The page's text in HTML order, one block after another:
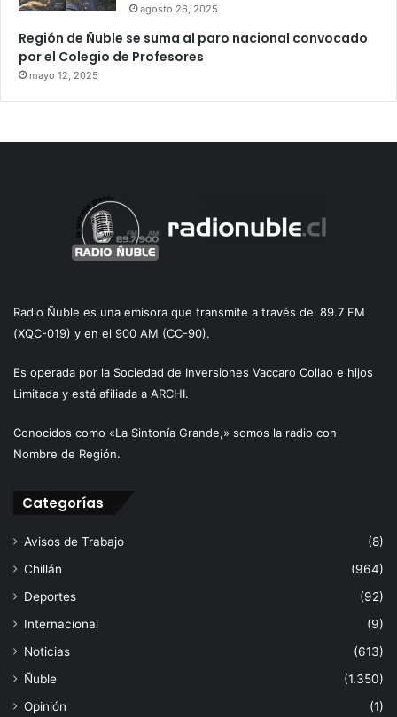
agosto 26, 2025
Región de Ñuble se suma al paro nacional convocado
por el Colegio de Profesores
mayo 12, 2025
Radio Ñuble es una emisora que transmite a través del 89.7 FM
(XQC-019) y en el 900 AM (CC-90).
Es operada por la Sociedad de Inversiones Vaccaro Collao e hijos
Limitada y está afiliada a ARCHI.
Conocidos como «La Sintonía Grande,» somos la radio con
Nombre de Región.
Categorías
Avisos de Trabajo
(8)
Chillán
(964)
Deportes
(92)
Internacional
(9)
Noticias
(613)
Ñuble
(1.350)
Opinión
(1)